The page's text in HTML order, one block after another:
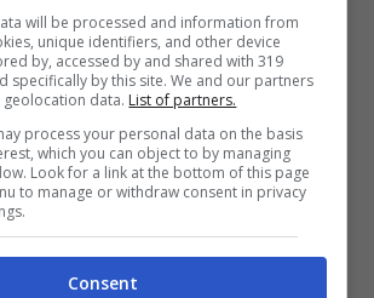
ed ottenendo risultati”
will be processed and information from
unique identifiers, and other device
by, accessed by and shared with 319
specifically by this site. We and our partners
geolocation data. List of partners.
process your personal data on the basis
which you can object to by managing
Look for a link at the bottom of this page
to manage or withdraw consent in privacy
Consent